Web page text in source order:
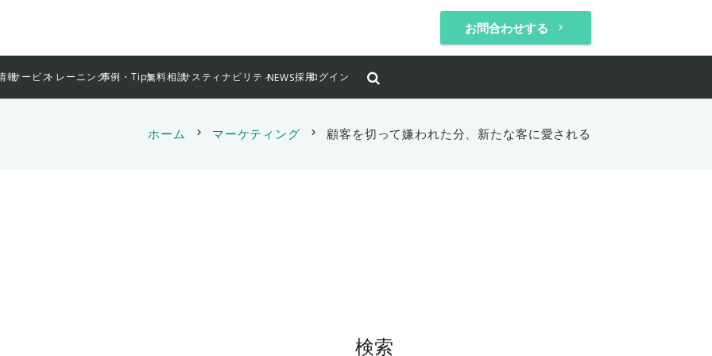
お問合わせする keyboard_arrow_right
報サービストレーニング事例・Tips無料相談サスティナビリティNEWS採用ログイン
ホーム chevron_right マーケティング chevron_right 顧客を切って嫌われた分、新たな客に愛される
検索